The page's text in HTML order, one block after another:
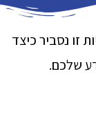
להגן על
זו נסביר כיצד
שלכם.